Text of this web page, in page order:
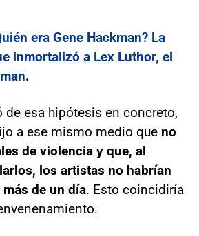
era Gene Hackman? La
inmortalizó a Lex Luthor, el
.
de esa hipótesis en concreto,
a ese mismo medio que no
de violencia y que, al
los artistas no habrían
de un día. Esto coincidiría